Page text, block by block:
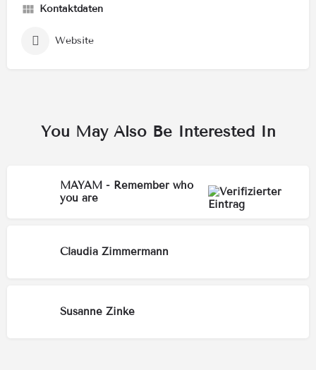
Kontaktdaten
Website
You May Also Be Interested In
MAYAM - Remember who
you are
Claudia Zimmermann
Susanne Zinke